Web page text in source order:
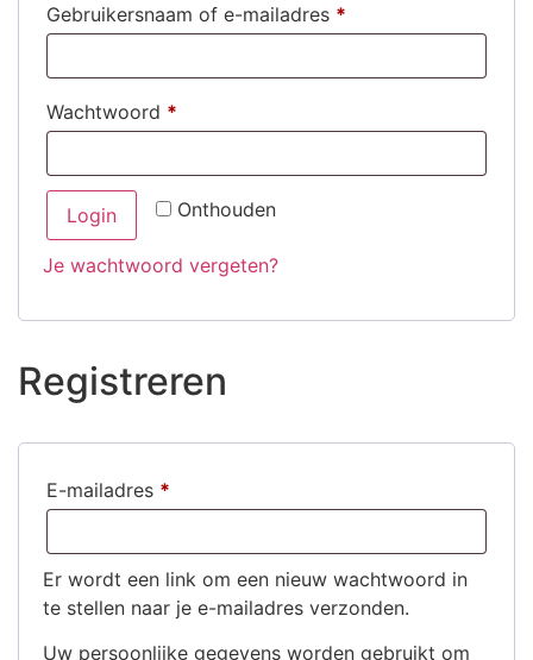
Gebruikersnaam of e-mailadres *
Wachtwoord *
Onthouden
Login
Je wachtwoord vergeten?
Registreren
E-mailadres *
Er wordt een link om een nieuw wachtwoord in
te stellen naar je e-mailadres verzonden.
Uw persoonlijke gegevens worden gebruikt om